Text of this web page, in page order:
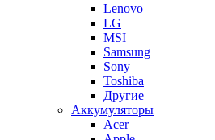
Lenovo
LG
MSI
Samsung
Sony
Toshiba
Другие
Аккумуляторы
Acer